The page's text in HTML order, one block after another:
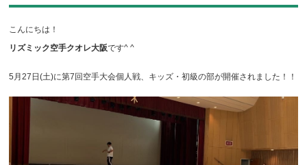
こんにちは！
リズミック空手クオレ大阪です^ ^
5月27日(土)に第7回空手大会個人戦、キッズ・初級の部が開催されました！！